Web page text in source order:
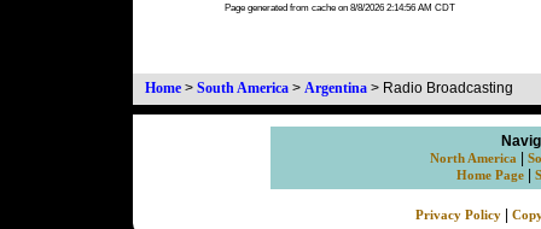
Page generated from cache on 8/8/2026 2:14:56 AM CDT
Home > South America > Argentina > Radio Broadcasting
North America
Home Page
Privacy Policy|